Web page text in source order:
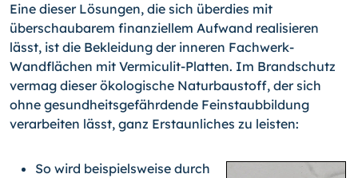
Eine dieser Lösungen, die sich überdies mit
überschaubarem finanziellem Aufwand realisieren
lässt, ist die Bekleidung der inneren Fachwerk-
Wandflächen mit Vermiculit-Platten. Im Brandschutz
vermag dieser ökologische Naturbaustoff, der sich
ohne gesundheitsgefährdende Feinstaubbildung
verarbeiten lässt, ganz Erstaunliches zu leisten:
So wird beispielsweise durch